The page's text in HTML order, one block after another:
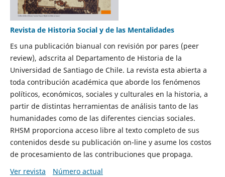
Revista de Historia Social y de las Mentalidades
Es una publicación bianual con revisión por pares (peer
review), adscrita al Departamento de Historia de la
Universidad de Santiago de Chile. La revista esta abierta a
toda contribución académica que aborde los fenómenos
políticos, económicos, sociales y culturales en la historia, a
partir de distintas herramientas de análisis tanto de las
humanidades como de las diferentes ciencias sociales.
RHSM proporciona acceso libre al texto completo de sus
contenidos desde su publicación on-line y asume los costos
de procesamiento de las contribuciones que propaga.
Ver revista
Número actual